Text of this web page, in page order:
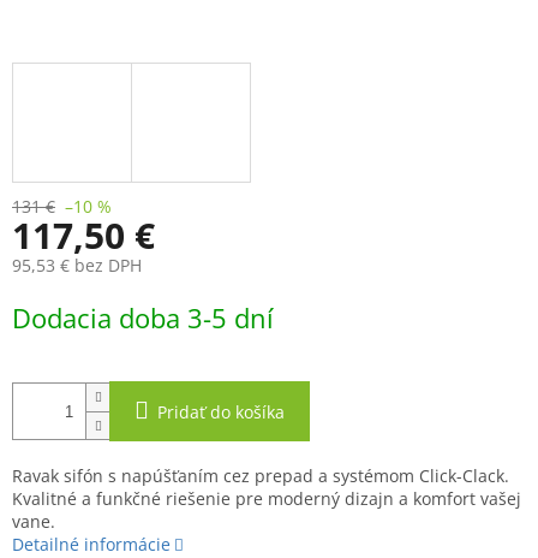
131 € –10 %
117,50 €
95,53 € bez DPH
cena:
Dodacia doba 3-5 dní
Pridať do košíka
Ravak sifón s napúšťaním cez prepad a systémom Click-Clack.
Kvalitné a funkčné riešenie pre moderný dizajn a komfort vašej
vane.
Detailné informácie